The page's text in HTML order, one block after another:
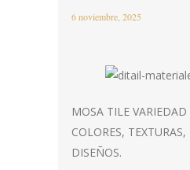
6 noviembre, 2025
MOSA TILE
COLORES, TEXTURAS,
DISEÑOS.